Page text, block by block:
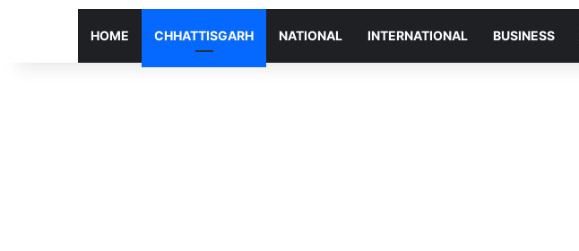
HOME CHHATTISGARH NATIONAL INTERNATIONAL BUSINESS